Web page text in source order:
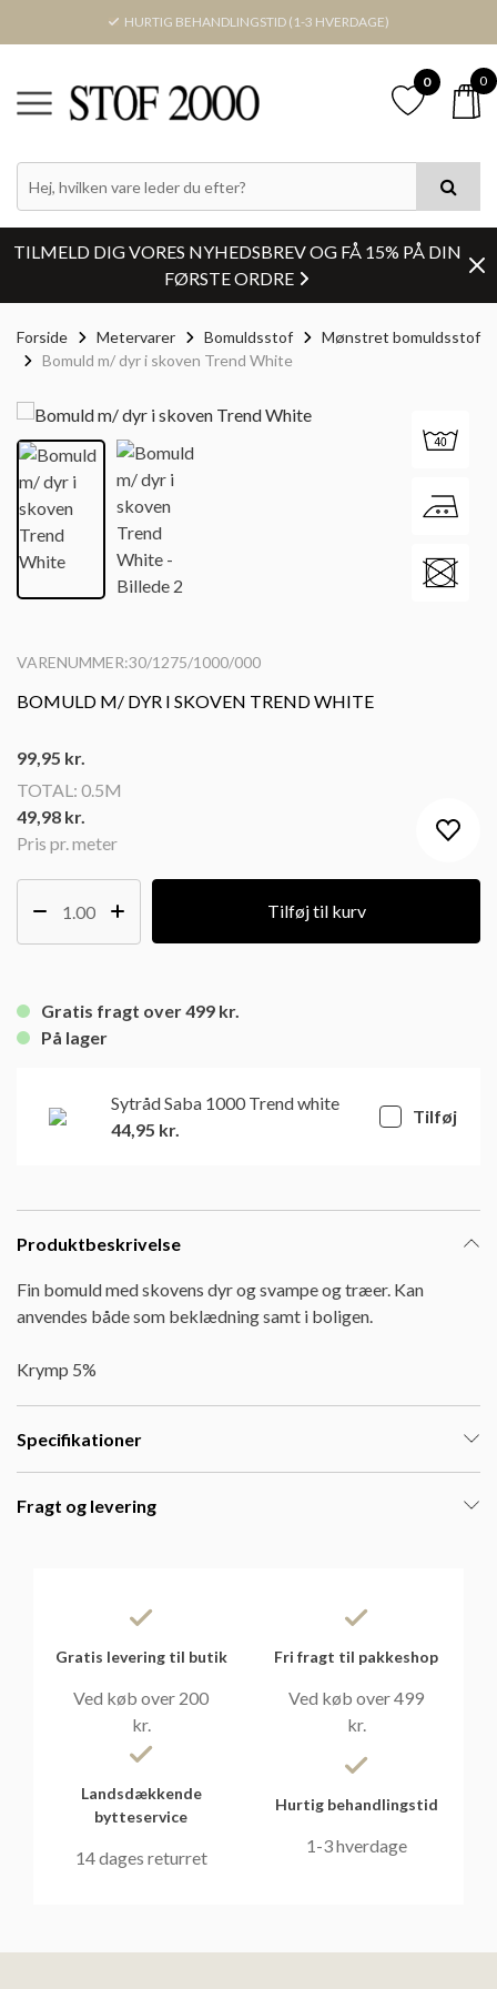
HURTIG BEHANDLINGSTID (1-3 HVERDAGE)
0 0
TILMELD DIG VORES NYHEDSBREV OG FÅ 15% PÅ DIN
FØRSTE ORDRE
Forside Metervarer Bomuldsstof
Mønstret bomuldsstof
Bomuld m/ dyr i skoven Trend White
VARENUMMER:30/1275/1000/000
BOMULD M/ DYR I SKOVEN TREND WHITE
Pris pr. meter
99,95 kr.
TOTAL: 0.5M
49,98 kr.
Tilføj til kurv
Gratis fragt over 499 kr.
På lager
Sytråd Saba 1000 Trend white
44,95 kr.
Tilføj
Produktbeskrivelse
Fin bomuld med skovens dyr og svampe og træer. Kan
anvendes både som beklædning samt i boligen.
Krymp 5%
Specifikationer
Fragt og levering
Gratis levering til butik
Ved køb over 200
kr.
Fri fragt til pakkeshop
Ved køb over 499
kr.
Landsdækkende
bytteservice
14 dages returret
Hurtig behandlingstid
1-3 hverdage